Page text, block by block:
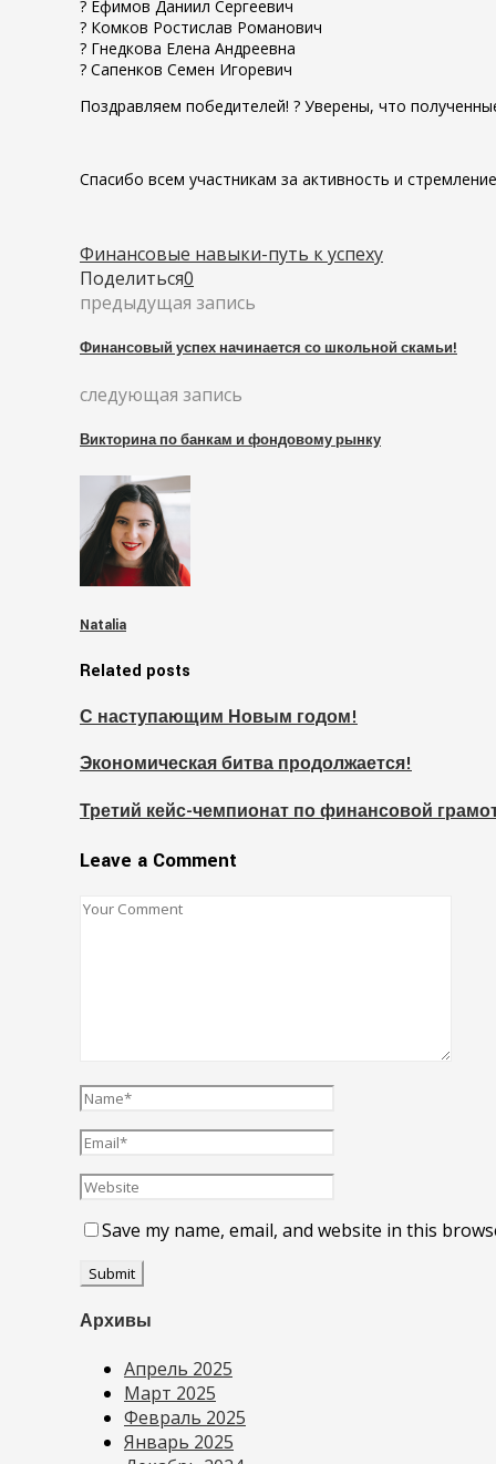
? Ефимов Даниил Сергеевич
? Комков Ростислав Романович
? Гнедкова Елена Андреевна
? Сапенков Семен Игоревич
Поздравляем победителей! ? Уверены, что
Спасибо всем участникам за активность и
Финансовые навыки-путь к успеху
Поделиться0
предыдущая запись
Финансовый успех начинается со школьной скамьи!
следующая запись
Викторина по банкам и фондовому рынку
Natalia
Related posts
С наступающим Новым годом!
Экономическая битва продолжается!
Третий кейс-чемпионат по финансовой
Leave a Comment
Save my name, email, and website in this
Архивы
Апрель 2025
Март 2025
Февраль 2025
Январь 2025